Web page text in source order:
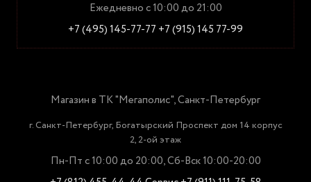
Ежедневно с 10:00 до 21:00
+7 (495) 145-77-77 +7 (915) 145 77-99
Магазин в ТК "Мегаполис", Санкт-Петербург
г. Санкт-Петербург, Богатырский Проспект дом 14 корпус
2, 2-ой этаж
Пн-Пт с 10:00 до 20:00, Сб-Вск 10:00-20:00